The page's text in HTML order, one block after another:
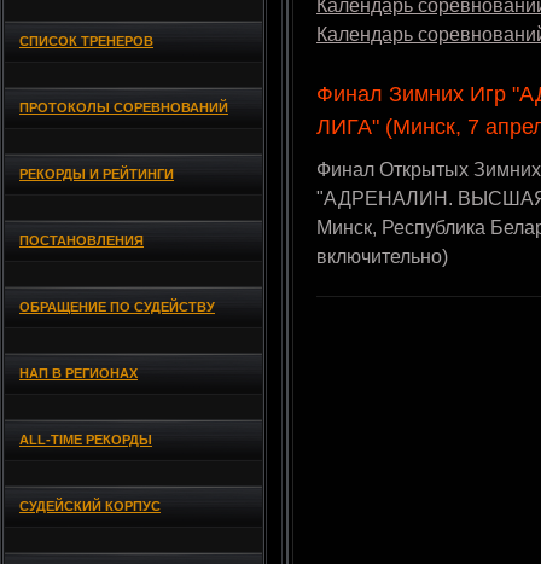
СПИСОК ТРЕНЕРОВ
ПРОТОКОЛЫ СОРЕВНОВАНИЙ
РЕКОРДЫ И РЕЙТИНГИ
ПОСТАНОВЛЕНИЯ
ОБРАЩЕНИЕ ПО СУДЕЙСТВУ
НАП В РЕГИОНАХ
ALL-TIME РЕКОРДЫ
СУДЕЙСКИЙ КОРПУС
Календарь
Календарь
Финал Зимних Игр
ЛИГА" (Минск, 7
Финал Открытых
"АДРЕНАЛИН. ВЫСШАЯ
Минск, Республика
включительно)